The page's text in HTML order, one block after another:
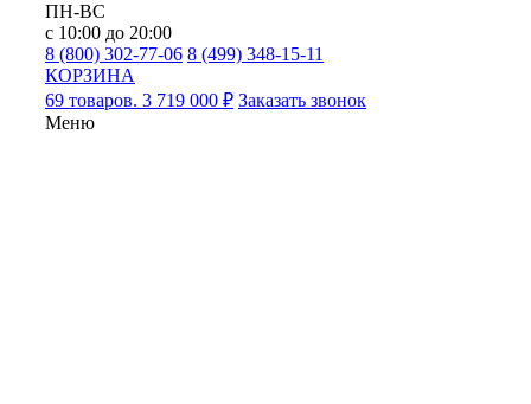
ПН-ВС
с 10:00 до 20:00
8 (800) 302-77-06 8 (499) 348-15-11
КОРЗИНА
69 товаров. 3 719 000 ₽ Заказать звонок
Меню